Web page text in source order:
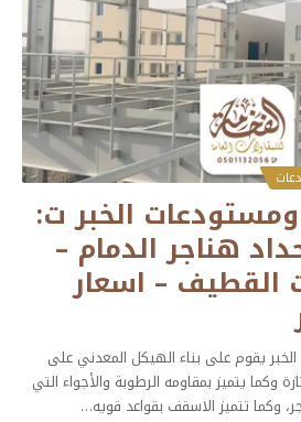
الخبر ت:
حداد هناجر الدمام –
القطيف – اسعار
يقوم على بناء الهيكل المعدني على
وكما يتميز بمقاومه الرطوبة والأجواء التي
وكما تتميز الاسقف بقواعد قويه…